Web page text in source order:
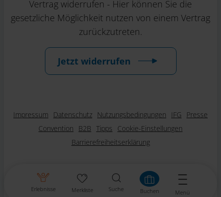
Erlebnisse Merkliste Suche Buchen Menü
Vertrag widerrufen - Hier können Sie die
gesetzliche Möglichkeit nutzen von einem Vertrag
zurückzutreten.
Jetzt widerrufen
Impressum Datenschutz Nutzungsbedingungen IFG
Presse
Convention
B2B Tipps
Cookie-Einstellungen
Barrierefreiheitserklärung